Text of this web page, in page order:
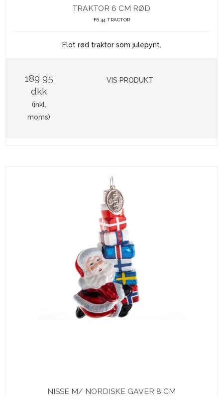
TRAKTOR 6 CM RØD
F6 44 TRACTOR
Flot rød traktor som julepynt.
189,95
dkk
(inkl.
moms)
VIS PRODUKT
NISSE M/ NORDISKE GAVER 8 CM